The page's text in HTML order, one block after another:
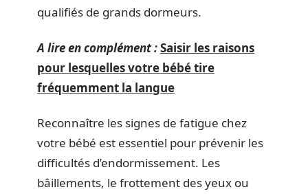
qualifiés de grands dormeurs.
A lire en complément :Saisir les raisons
pour lesquelles votre bébé tire
fréquemment la langue
Reconnaître les signes de fatigue chez
votre bébé est essentiel pour prévenir les
difficultés d’endormissement. Les
bâillements, le frottement des yeux ou